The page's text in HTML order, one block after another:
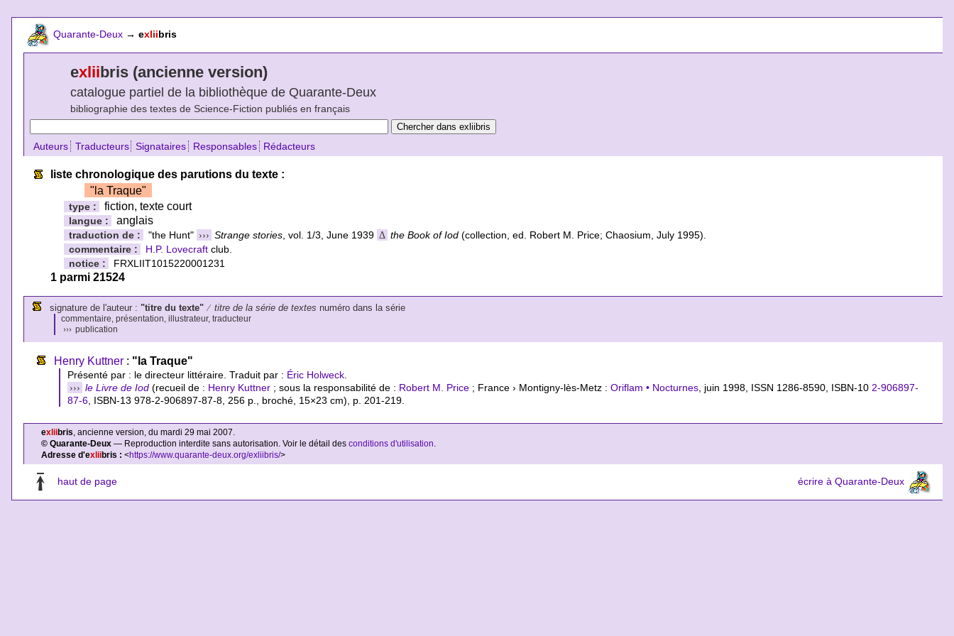
Quarante-Deux → exliibris
exliibris (ancienne version)
catalogue partiel de la bibliothèque de Quarante-Deux
bibliographie des textes de Science-Fiction publiés en français
Auteurs Traducteurs Signataires Responsables Rédacteurs
liste chronologique des parutions du texte :
"la Traque"
type : fiction, texte court
langue : anglais
traduction de : "the Hunt" ››› Strange stories , vol. 1/3, June 1939 Δ the Book of Iod(collection, ed. Robert M. Price; Chaosium, July 1995).
commentaire :
H.P. Lovecraft club.
notice :
FRXLIIT1015220001231
1 parmi 21524
signature de l'auteur : "titre du texte" ⁄ titre de la série de textes numéro dans la série
commentaire, présentation, illustrateur, traducteur
››› publication
Henry Kuttner : "la Traque"
Présenté par : le directeur littéraire. Traduit par : Éric Holweck
››› le Livre de Iod (recueil de : Henry Kuttner ; sous la responsabilité de : Robert M. Price ; France › Montigny-lès-Metz :Oriflam • Nocturnes , juin 1998, ISSN 1286-8590, ISBN-10 2-906897-
87-6 ISBN-13 978-2-906897-87-8 , 256 p., broché, 15×23 cm), p. 201-219.
exliibris , ancienne version, du mardi 29 mai 2007.
© Quarante-Deux — Reproduction interdite sans autorisation. Voir le détail desconditions d'utilisation.
Adresse d'exliibris :<https://www.quarante-deux.org/exliibris/>
haut de page écrire à Quarante-Deux